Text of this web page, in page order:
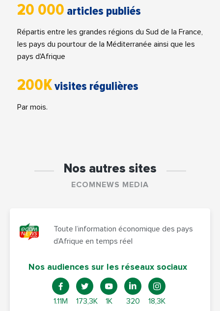
20 000 articles publiés
Répartis entre les grandes régions du Sud de la France,
les pays du pourtour de la Méditerranée ainsi que les
pays d'Afrique
200Kvisites régulières
Par mois.
Nos autres sites
ECOMNEWS MEDIA
Toute l’information économique des pays
d’Afrique en temps réel
Nos audiences sur les réseaux sociaux
1.11M 173,3K 1K 320 18,3K